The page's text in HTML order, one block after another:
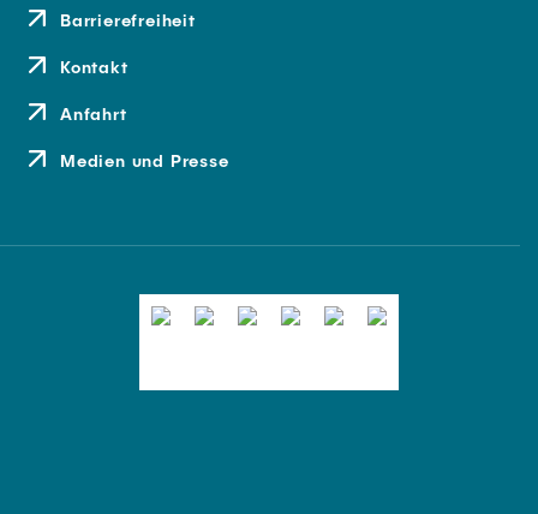
Barrierefreiheit
Kontakt
Anfahrt
Medien und Presse